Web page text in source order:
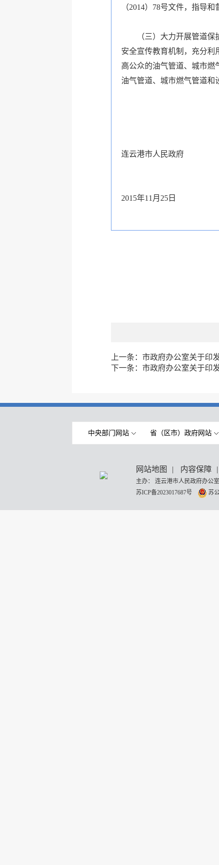
（2014）78号文件，指导
（三）大力开展管道保护
安全宣传教育机制，充分利
高公众的油气管道、城市燃
油气管道、城市燃气管道和
连云港市人民政府
2015年11月25日
上一条： 市政府办公室关于印
下一条： 市政府办公室关于印
中央部门网站 省（区市）政府网站
网站地图 | 内容保障 |
主办： 连云港市人民政府办
苏ICP备2023017687号
苏